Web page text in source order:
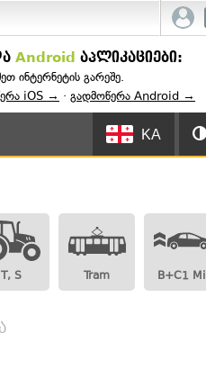
Android აპლიკაციები:
ინტერნეტის გარეშე.
iOS → · გადმოწერა Android →
KA
T, S Tram B+C1 Mil